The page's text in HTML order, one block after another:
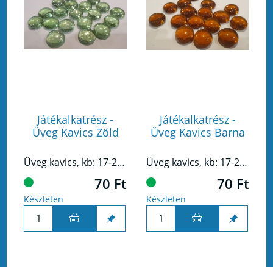
Játékalkatrész -
Üveg Kavics Zöld
Üveg kavics, kb: 17-20mm átmerőjű 7-10mm magas.Alkalmas élet vagy pontszám vagy más egyéb érték jelzésére.
70 Ft
Készleten
Játékalkatrész -
Üveg Kavics Barna
Üveg kavics, kb: 17-20mm átmerőjű 7-10mm magas.Alkalmas élet vagy pontszám vagy más egyéb érték jelzésére.
70 Ft
Készleten